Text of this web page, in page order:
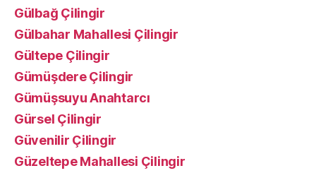
Gülbağ Çilingir
Gülbahar Mahallesi Çilingir
Gültepe Çilingir
Gümüşdere Çilingir
Gümüşsuyu Anahtarcı
Gürsel Çilingir
Güvenilir Çilingir
Güzeltepe Mahallesi Çilingir